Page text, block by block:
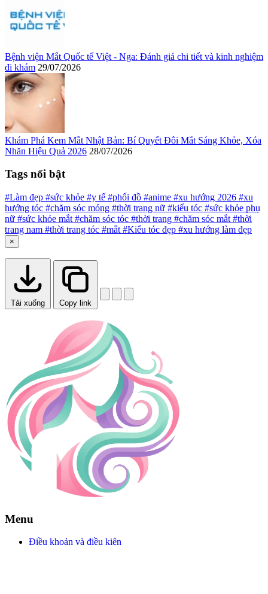
Bệnh viện Mắt Quốc tế Việt - Nga: Đánh giá chi tiết và kinh nghiệm
đi khám 29/07/2026
Khám Phá Kem Mắt Nhật Bản: Bí Quyết Đôi Mắt Sáng Khỏe, Xóa
Nhăn Hiệu Quả 2026 28/07/2026
Tags nổi bật
#Làm đẹp #sức khỏe #y tế #phối đồ #anime #xu hướng 2026 #xu
hướng tóc #chăm sóc móng #thời trang nữ #kiểu tóc #sức khỏe phụ
nữ #sức khỏe mắt #chăm sóc tóc #thời trang #chăm sóc mắt #thời
trang nam #thời trang tóc #mắt #Kiểu tóc đẹp #xu hướng làm đẹp
×
Tải xuống Copy link
Menu
Điều khoản và điều kiện